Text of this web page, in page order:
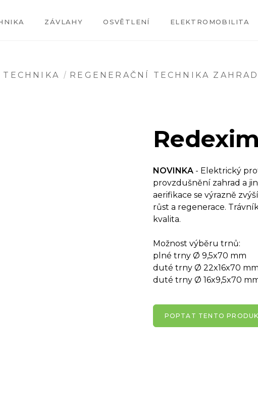
ZÁVLAHY OSVĚTLENÍ ELEKTROMOBILITA
REGENERAČNÍ TECHNIKA
NOVINKA - Elektrický
provzdušnění zahrad a
aerifikace se výrazně
růst a regenerace.
kvalita.
Možnost výběru trnů:
plné trny Ø 9,5x70 mm
duté trny Ø 22x16x70
duté trny Ø 16x9,5x70
POPTAT TENTO